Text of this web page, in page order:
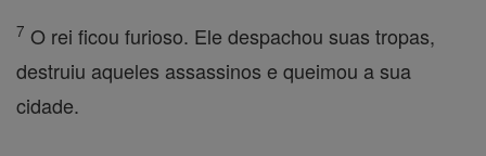
7 O rei ficou furioso. Ele despachou suas tropas,
destruiu aqueles assassinos e queimou a sua
cidade.